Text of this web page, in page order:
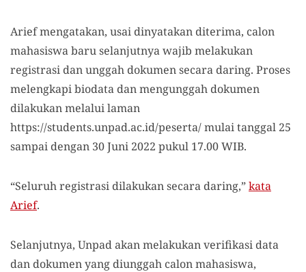
Arief mengatakan, usai dinyatakan diterima, calon
mahasiswa baru selanjutnya wajib melakukan
registrasi dan unggah dokumen secara daring. Proses
melengkapi biodata dan mengunggah dokumen
dilakukan melalui laman
https://students.unpad.ac.id/peserta/ mulai tanggal 25
sampai dengan 30 Juni 2022 pukul 17.00 WIB.
“Seluruh registrasi dilakukan secara daring,”kata
Arief.
Selanjutnya, Unpad akan melakukan verifikasi data
dan dokumen yang diunggah calon mahasiswa,